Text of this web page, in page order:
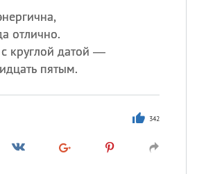
отлично.
круглой датой —
пятым.
342